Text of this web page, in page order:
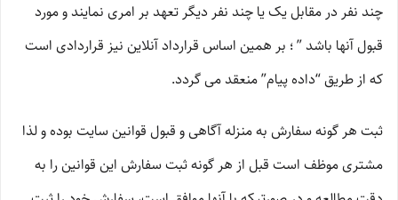
چند نفر در مقابل یک یا چند نفر دیگر تعهد بر امری نمایند و مورد
قبول آنها باشد ” ؛ بر همین اساس قرارداد آنلاین نیز قراردادی است
که از طریق “داده پیام” منعقد می گردد.
ثبت هر گونه سفارش به منزله آگاهی و قبول قوانین سایت بوده و لذا
مشتری موظف است قبل از هر گونه ثبت سفارش این قوانین را به